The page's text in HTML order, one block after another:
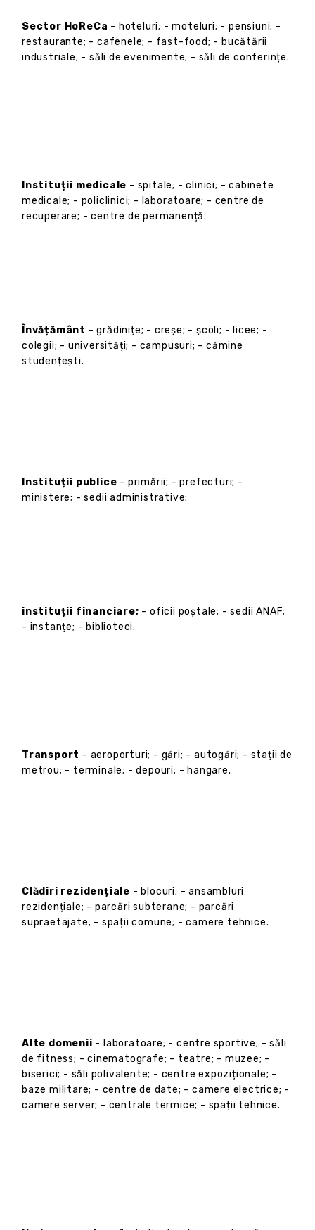
Sector HoReCa - hoteluri; - moteluri; - pensiuni; -
restaurante; - cafenele; - fast-food; - bucătării
industriale; - săli de evenimente; - săli de conferințe.
Instituții medicale - spitale; - clinici; - cabinete
medicale; - policlinici; - laboratoare; - centre de
recuperare; - centre de permanență.
Învățământ - grădinițe; - creșe; - școli; - licee; -
colegii; - universități; - campusuri; - cămine
studențești.
Instituții publice - primării; - prefecturi; -
ministere; - sedii administrative;
instituții financiare; - oficii poștale; - sedii ANAF;
- instanțe; - biblioteci.
Transport - aeroporturi; - gări; - autogări; - stații de
metrou; - terminale; - depouri; - hangare.
Clădiri rezidențiale - blocuri; - ansambluri
rezidențiale; - parcări subterane; - parcări
supraetajate; - spații comune; - camere tehnice.
Alte domenii - laboratoare; - centre sportive; - săli
de fitness; - cinematografe; - teatre; - muzee; -
biserici; - săli polivalente; - centre expoziționale; -
baze militare; - centre de date; - camere electrice; -
camere server; - centrale termice; - spații tehnice.